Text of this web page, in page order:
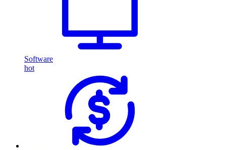
Software
hot